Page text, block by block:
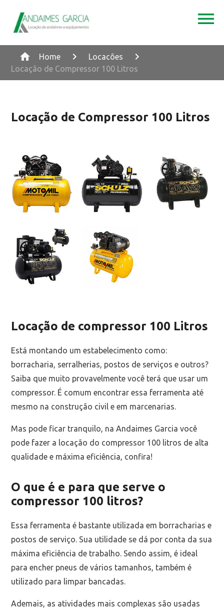
Home
Locacões
Locação de Compressor 100 Litros
Locação de Compressor 100 Litros
Locação de compressor 100 Litros
Está montando um estabelecimento como:
borracharia, serralherias, postos de serviços e outros?
Saiba que muito provavelmente você terá que usar um
compressor. É comum encontrar essa ferramenta até
mesmo na construção civil e em marcenarias.
Mas pode ficar tranquilo, na Andaimes Garcia você
pode fazer a locação do compressor 100 litros de alta
qualidade e máxima eficiência, confira!
O que é e para que serve o
compressor 100 litros?
Essa ferramenta é bastante utilizada em borracharias e
postos de serviço. Sua utilidade se dá por conta da sua
máxima eficiência de trabalho. Sendo assim, é ideal
para encher pneus de vários tamanhos, também é
utilizado para limpar bancadas.
Ademais, as atividades mais complexas são usadas